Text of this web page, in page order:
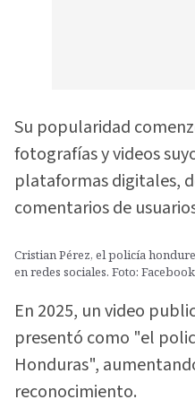
Su popularidad
fotografías y videos
plataformas digitales,
comentarios de
Cristian Pérez, el policía
en redes sociales. Foto: Facebook
En 2025, un video
presentó como "el
Honduras",
reconocimiento.